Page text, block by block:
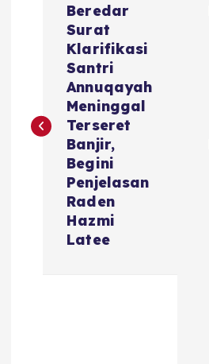
i
Beredar
Surat
Klarifikasi
Santri
Annuqayah
Meninggal
Terseret
Banjir,
Begini
Penjelasan
Raden
Hazmi
Latee